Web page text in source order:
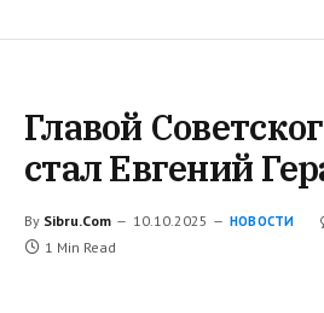
Главой
стал Евгений
By Sibru.Com 10.10.2025 НОВОСТИ
1 Min Read